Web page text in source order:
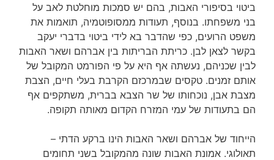
ביטוי בסיפורי האבות, בהם יש סמכות מוחלטת לאב על
בני משפחתו. בנוסף, תעודות ממסופוטמיה, תואמות את
משפט הרועים, כפי שהדבר בא לידי ביטוי בדברי יעקב
בקשר לצאן לבן. כריתת הבריתות בין אברהם ושאר האבות
לבין שכניהם, נעשתה אף היא על פי הפורמט המקובל של
אותם זמנים. טקסים שבמרכזם הקרבת בעלי חיים, הצבת
מצבת אבן, נוכחותו של שר הצבא בברית, משתקפים אף
הם בתעודות של עמי המזרח הקדום מאותה תקופה.
הייחוד של אברהם ושאר האבות הינו ברקע הדתי –
תאולוגי. אמונת האבות שונה מהמקובל בשני תחומים